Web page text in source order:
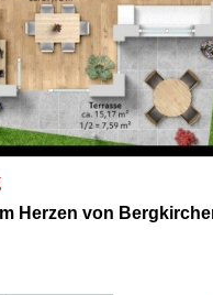
Herzen von